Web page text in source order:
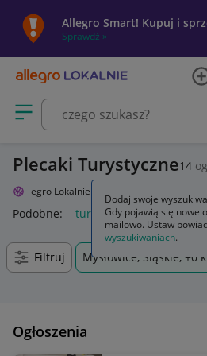
Allegro Smart! Kupuj i
Sprawdź »
Otwórz menu z kategoriami
Plecaki Turystyczne14
Allegro Lokalnie
Podobne: turystyczne łóżeczko
Filtruj Mysłowice, Śląskie, +0
Ogłoszenia
Dodaj swoje
Gdy pojawią się nowe
mailowo. Ustaw
wyszukiwaniach.